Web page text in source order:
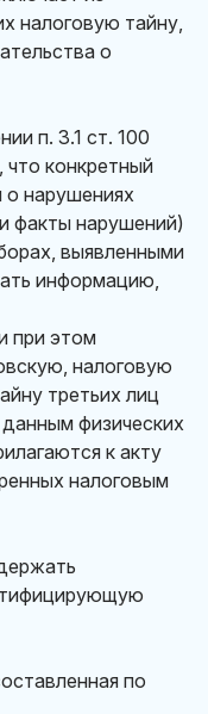
налоговую тайну,
о
п. 3.1 ст. 100
конкретный
о нарушениях
факты нарушений)
выявленными
информацию,
при этом
налоговую
третьих лиц
физических
к акту
налоговым
по